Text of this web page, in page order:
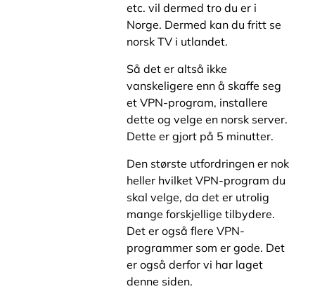
etc. vil dermed tro du er i
Norge. Dermed kan du fritt se
norsk TV i utlandet.
Så det er altså ikke
vanskeligere enn å skaffe seg
et VPN-program, installere
dette og velge en norsk server.
Dette er gjort på 5 minutter.
Den største utfordringen er nok
heller hvilket VPN-program du
skal velge, da det er utrolig
mange forskjellige tilbydere.
Det er også flere VPN-
programmer som er gode. Det
er også derfor vi har laget
denne siden.